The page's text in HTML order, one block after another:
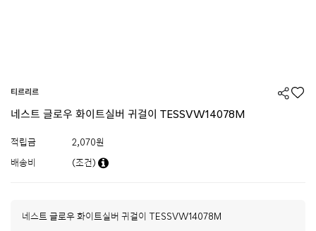
티르리르
네스트 글로우 화이트실버 귀걸이 TESSVW14078M
적립금 2,070원
배송비 (조건)
네스트 글로우 화이트실버 귀걸이 TESSVW14078M